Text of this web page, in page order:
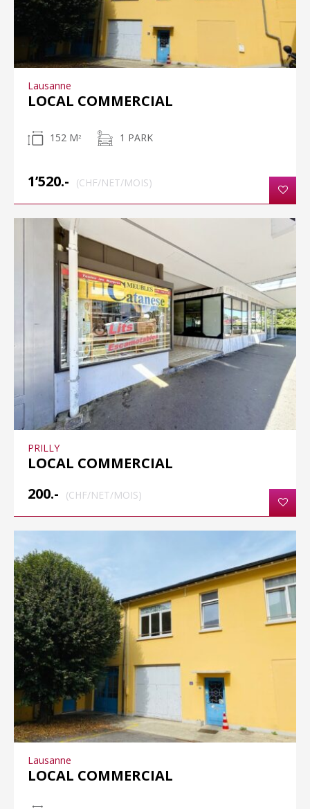
Lausanne
LOCAL COMMERCIAL
152 M 2 1 PARK
1’520.- (CHF/NET/MOIS)
PRILLY
LOCAL COMMERCIAL
200.-
(CHF/NET/MOIS)
Lausanne
LOCAL COMMERCIAL